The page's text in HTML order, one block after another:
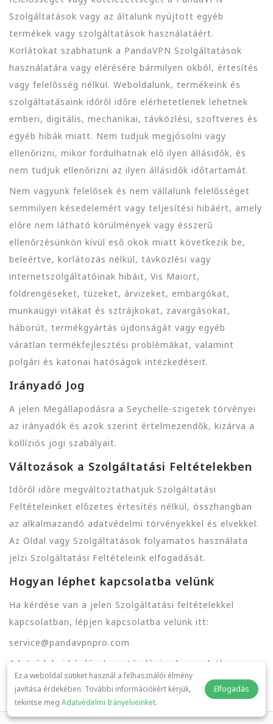
Szolgáltatások vagy az általunk nyújtott egyéb
termékek vagy szolgáltatások használatáért.
Korlátokat szabhatunk a PandaVPN Szolgáltatások
használatára vagy elérésére bármilyen okból, értesítés
vagy felelősség nélkül. Weboldalunk, termékeink és
szolgáltatásaink időről időre elérhetetlenek lehetnek
emberi, digitális, mechanikai, távközlési, szoftveres és
egyéb hibák miatt. Nem tudjuk megjósolni vagy
ellenőrizni, mikor fordulhatnak elő ilyen állásidők, és
nem tudjuk ellenőrizni az ilyen állásidők időtartamát.
Nem vagyunk felelősek és nem vállalunk felelősséget
semmilyen késedelemért vagy teljesítési hibáért, amely
előre nem látható körülmények vagy ésszerű
ellenőrzésünkön kívül eső okok miatt következik be,
beleértve, korlátozás nélkül, távközlési vagy
internetszolgáltatóinak hibáit, Vis Maiort,
földrengéseket, tüzeket, árvizeket, embargókat,
munkaügyi vitákat és sztrájkokat, zavargásokat,
háborút, termékgyártás újdonságát vagy egyéb
váratlan termékfejlesztési problémákat, valamint
polgári és katonai hatóságok intézkedéseit.
Irányadó Jog
A jelen Megállapodásra a Seychelle-szigetek törvényei
az irányadók és azok szerint értelmezendők, kizárva a
kollíziós jogi szabályait.
Változások a Szolgáltatási Feltételekben
Időről időre megváltoztathatjuk Szolgáltatási
Feltételeinket előzetes értesítés nélkül, összhangban
az alkalmazandó adatvédelmi törvényekkel és elvekkel.
Az Oldal vagy Szolgáltatások folyamatos használata
jelzi Szolgáltatási Feltételeink elfogadását.
Hogyan léphet kapcsolatba velünk
Ha kérdése van a jelen Szolgáltatási feltételekkel
kapcsolatban, lépjen kapcsolatba velünk itt:
service@pandavpnpro.com
Adatvédelmi kérdések esetén lépjen kapcsolatba:
privacy@pandavpnpro.com
Ez a weboldal sütiket használ a felhasználói élmény
javítása érdekében. További információkért kérjük,
tekintse meg Adatvédelmi Irányelveinket.
Elfogadás